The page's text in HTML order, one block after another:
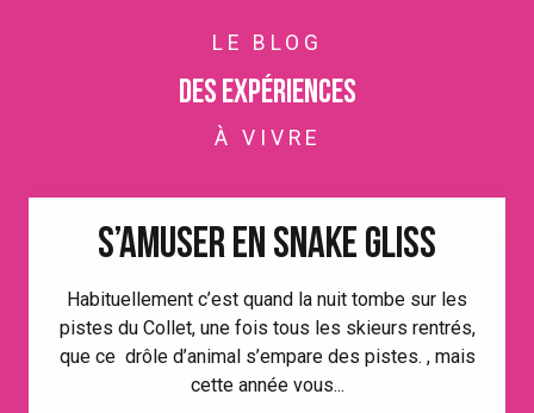
LE BLOG
Des expériences
À VIVRE
S’AMUSER EN SNAKE GLISS
Habituellement c’est quand la nuit tombe sur les
pistes du Collet, une fois tous les skieurs rentrés,
que ce drôle d’animal s’empare des pistes. , mais
cette année vous...